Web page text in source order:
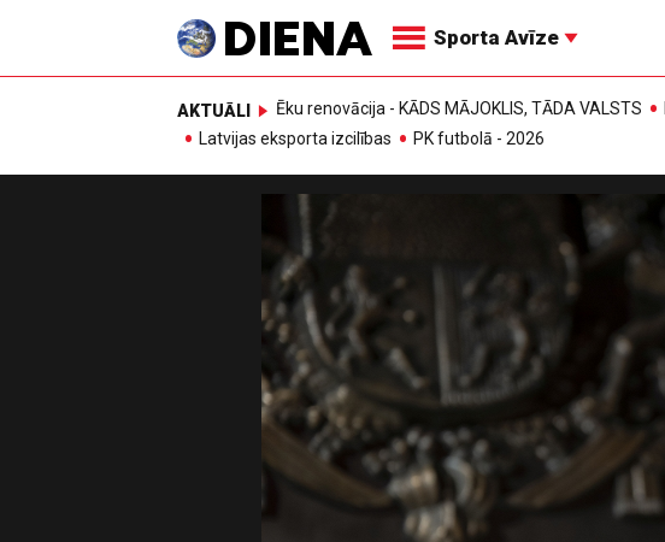
Sporta Avīze
AKTUĀLI Ēku renovācija - KĀDS MĀJOKLIS, TĀDA VALSTS
Latvijas eksporta izcilības
PK futbolā - 2026